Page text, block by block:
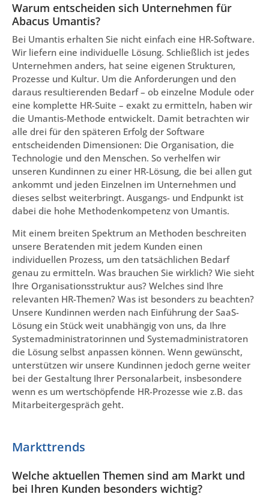
Warum entscheiden sich Unternehmen für
Abacus Umantis?
Bei Umantis erhalten Sie nicht einfach eine HR-Software.
Wir liefern eine individuelle Lösung. Schließlich ist jedes
Unternehmen anders, hat seine eigenen Strukturen,
Prozesse und Kultur. Um die Anforderungen und den
daraus resultierenden Bedarf – ob einzelne Module oder
eine komplette HR-Suite – exakt zu ermitteln, haben wir
die Umantis-Methode entwickelt. Damit betrachten wir
alle drei für den späteren Erfolg der Software
entscheidenden Dimensionen: Die Organisation, die
Technologie und den Menschen. So verhelfen wir
unseren Kundinnen zu einer HR-Lösung, die bei allen gut
ankommt und jeden Einzelnen im Unternehmen und
dieses selbst weiterbringt. Ausgangs- und Endpunkt ist
dabei die hohe Methodenkompetenz von Umantis.
Mit einem breiten Spektrum an Methoden beschreiten
unsere Beratenden mit jedem Kunden einen
individuellen Prozess, um den tatsächlichen Bedarf
genau zu ermitteln. Was brauchen Sie wirklich? Wie sieht
Ihre Organisationsstruktur aus? Welches sind Ihre
relevanten HR-Themen? Was ist besonders zu beachten?
Unsere Kundinnen werden nach Einführung der SaaS-
Lösung ein Stück weit unabhängig von uns, da Ihre
Systemadministratorinnen und Systemadministratoren
die Lösung selbst anpassen können. Wenn gewünscht,
unterstützen wir unsere Kundinnen jedoch gerne weiter
bei der Gestaltung Ihrer Personalarbeit, insbesondere
wenn es um wertschöpfende HR-Prozesse wie z.B. das
Mitarbeitergespräch geht.
Markttrends
Welche aktuellen Themen sind am Markt und
bei Ihren Kunden besonders wichtig?